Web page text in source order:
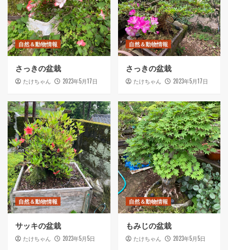
自然＆動物情報
さっきの盆栽
たけちゃん 2023年5月17日
自然＆動物情報
さっきの盆栽
たけちゃん 2023年5月17日
自然＆動物情報
サッキの盆栽
たけちゃん 2023年5月5日
自然＆動物情報
もみじの盆栽
たけちゃん 2023年5月5日